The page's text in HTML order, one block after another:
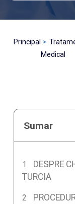
Principal
Medical
Sumar
DESPRE
TURCIA